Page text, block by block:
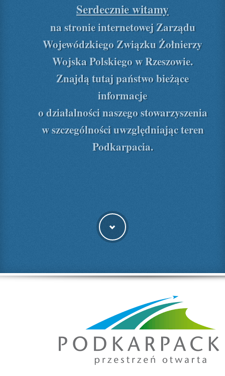
Serdecznie witamy
na stronie internetowej Zarządu
Wojewódzkiego Związku Żołnierzy
Wojska Polskiego w Rzeszowie.
Znajdą tutaj państwo bieżące
informacje
o działalności naszego stowarzyszenia
w szczególności uwzględniając teren
Podkarpacia.